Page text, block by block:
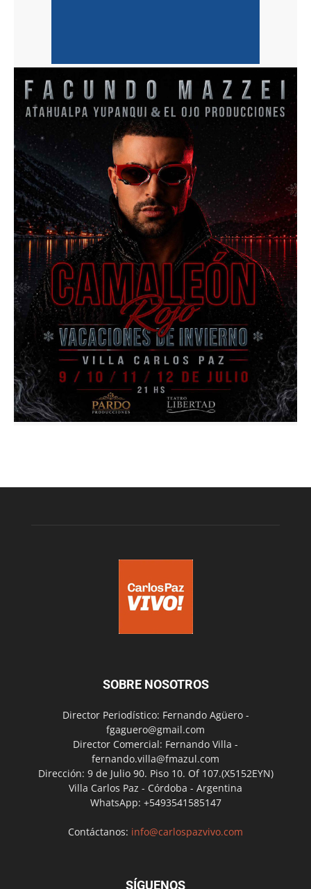
SOBRE NOSOTROS
Director Periodístico: Fernando Agüero -
fgaguero@gmail.com
Director Comercial: Fernando Villa -
fernando.villa@fmazul.com
Dirección: 9 de Julio 90. Piso 10. Of 107.(X5152EYN)
Villa Carlos Paz - Córdoba - Argentina
WhatsApp: +5493541585147
Contáctanos: info@carlospazvivo.com
SÍGUENOS